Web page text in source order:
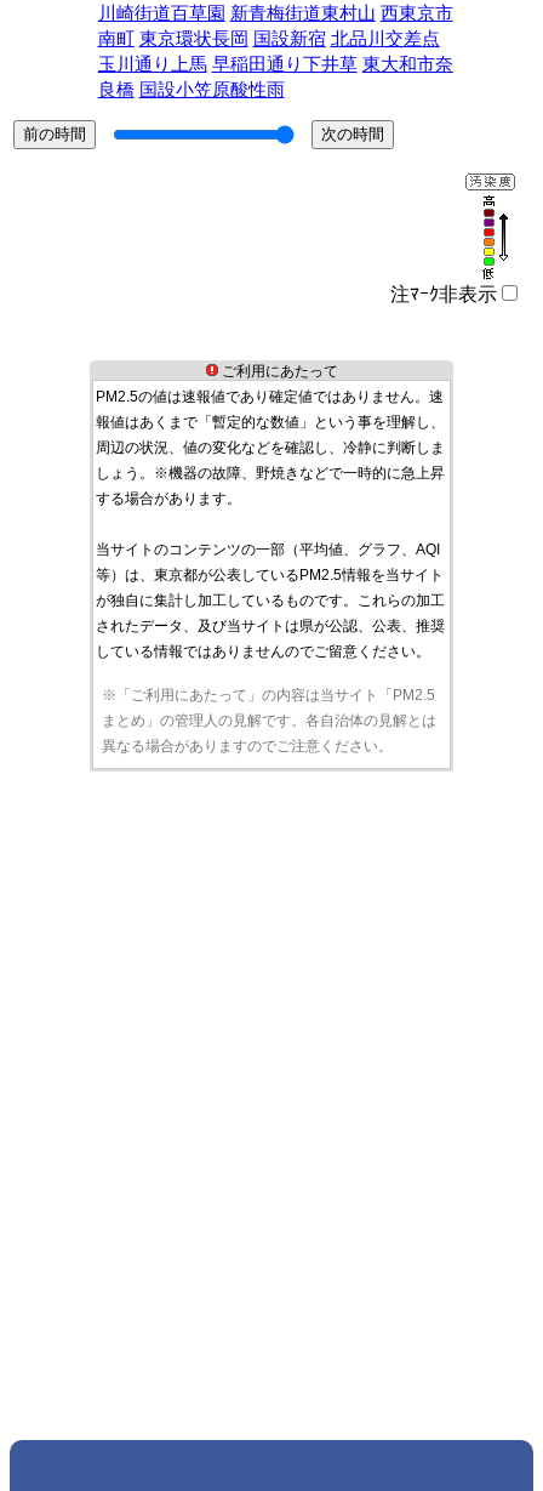
川崎街道百草園 新青梅街道東村山 西東京市
南町 東京環状長岡 国設新宿 北品川交差点
玉川通り上馬 早稲田通り下井草 東大和市奈
良橋 国設小笠原酸性雨
注ﾏｰｸ非表示
ご利用にあたって
PM2.5の値は速報値であり確定値ではありません。速
報値はあくまで「暫定的な数値」という事を理解し、
周辺の状況、値の変化などを確認し、冷静に判断しま
しょう。※機器の故障、野焼きなどで一時的に急上昇
する場合があります。
当サイトのコンテンツの一部（平均値、グラフ、AQI
等）は、東京都が公表しているPM2.5情報を当サイト
が独自に集計し加工しているものです。これらの加工
されたデータ、及び当サイトは県が公認、公表、推奨
している情報ではありませんのでご留意ください。
※「ご利用にあたって」の内容は当サイト「PM2.5
まとめ」の管理人の見解です。各自治体の見解とは
異なる場合がありますのでご注意ください。